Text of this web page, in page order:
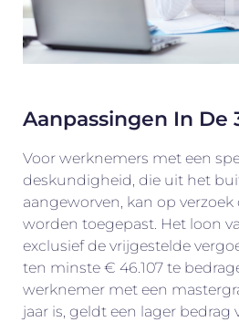
Aanpassingen In De
Voor werknemers met een
deskundigheid, die uit het
aangeworven, kan op verzoek
worden toegepast. Het loon
exclusief de vrijgestelde
ten minste € 46.107 te
werknemer met een
jaar is, geldt een lager bedrag